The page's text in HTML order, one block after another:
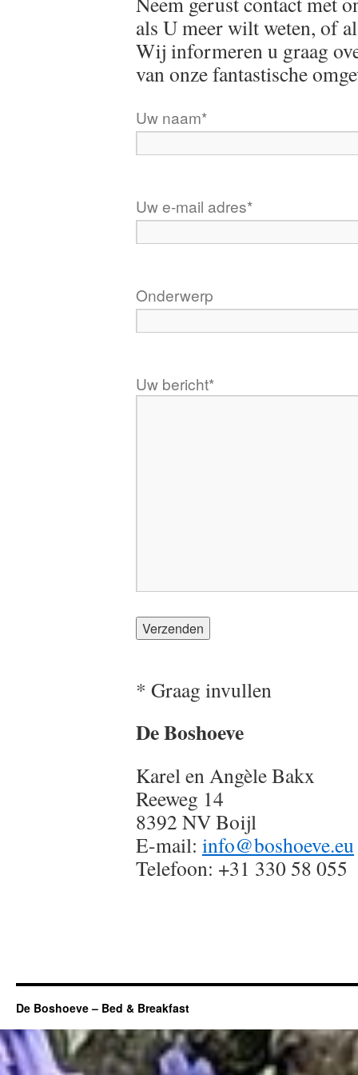
als U meer wilt weten, of
Wij informeren u graag
van onze fantastische
Uw naam*
Uw e-mail adres*
Onderwerp
Uw bericht*
* Graag invullen
De Boshoeve
Karel en Angèle Bakx
Reeweg 14
8392 NV Boijl
E-mail: info@boshoeve.eu
Telefoon: +31 330 58 055
De Boshoeve – Bed & Breakfast